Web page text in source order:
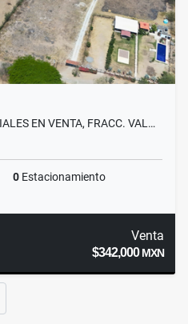
EN VENTA, FRACC. VAL…
0 Estacionamiento
Venta
$342,000MXN